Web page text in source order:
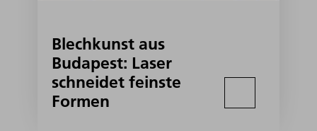
Blechkunst aus
Budapest: Laser
schneidet feinste
Formen